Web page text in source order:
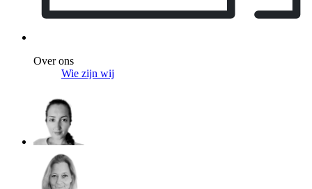
Over ons
Wie zijn wij